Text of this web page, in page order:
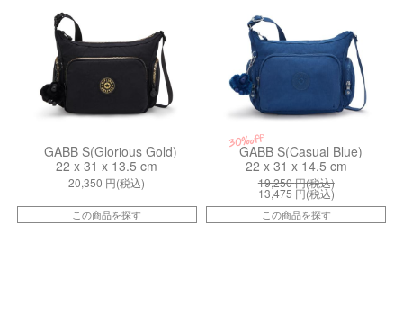
GABB S(Glorious Gold)
22 x 31 x 13.5 cm
20,350 円(税込)
この商品を探す
30%off
GABB S(Casual Blue)
22 x 31 x 14.5 cm
19,250円(税込)
13,475 円(税込)
この商品を探す